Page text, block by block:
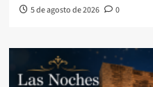
5 de agosto de 2026 0